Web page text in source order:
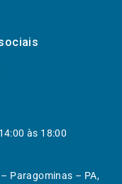
às 18:00
Paragominas – PA,